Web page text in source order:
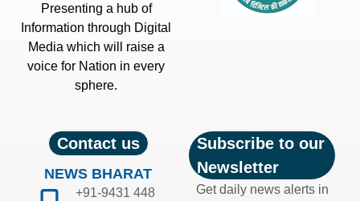
Presenting a hub of
Information through Digital
Media which will raise a
voice for Nation in every
sphere.
Contact us
NEWS BHARAT
+91-9431 448
Subscribe to our
Newsletter
Get daily news alerts in